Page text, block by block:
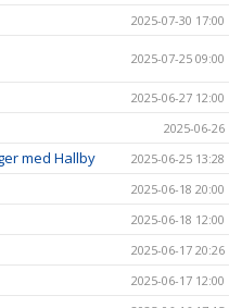
2025-07-30 17:00
2025-07-25 09:00
2025-06-27 12:00
2025-06-26
med Hallby 2025-06-25 13:28
2025-06-18 20:00
2025-06-18 12:00
2025-06-17 20:26
2025-06-17 12:00